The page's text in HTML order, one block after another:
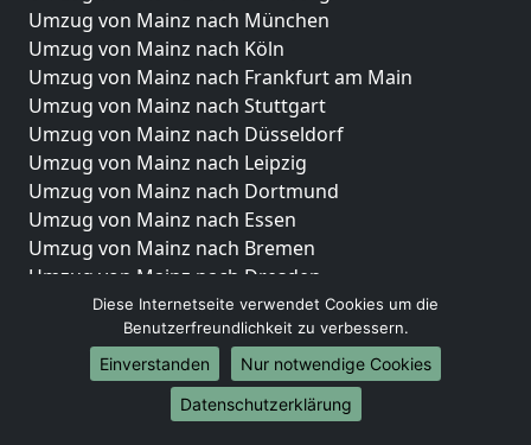
Umzug von Mainz nach München
Umzug von Mainz nach Köln
Umzug von Mainz nach Frankfurt am Main
Umzug von Mainz nach Stuttgart
Umzug von Mainz nach Düsseldorf
Umzug von Mainz nach Leipzig
Umzug von Mainz nach Dortmund
Umzug von Mainz nach Essen
Umzug von Mainz nach Bremen
Umzug von Mainz nach Dresden
Umzug von Mainz nach Hannover
Umzug von Mainz nach Nürnberg
Umzug von Mainz nach Duisburg
Umzug von Mainz nach Bochum
Umzug von Mainz nach Wuppertal
Diese Internetseite verwendet Cookies um die
Benutzerfreundlichkeit zu verbessern.
Einverstanden
Nur notwendige Cookies
Datenschutzerklärung